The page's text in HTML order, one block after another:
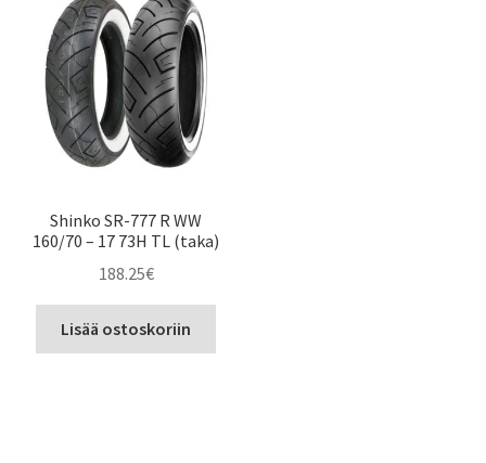
Shinko SR-777 R WW
160/70 – 17 73H TL (taka)
188.25€
Lisää ostoskoriin